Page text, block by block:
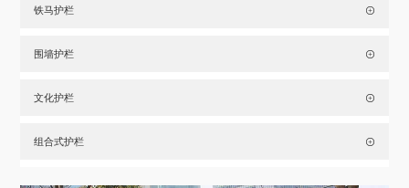
铁马护栏
围墙护栏
文化护栏
组合式护栏